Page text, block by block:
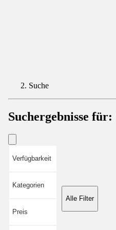
Suche
Suchergebnisse für:
Verfügbarkeit
Kategorien
Preis
Alle Filter